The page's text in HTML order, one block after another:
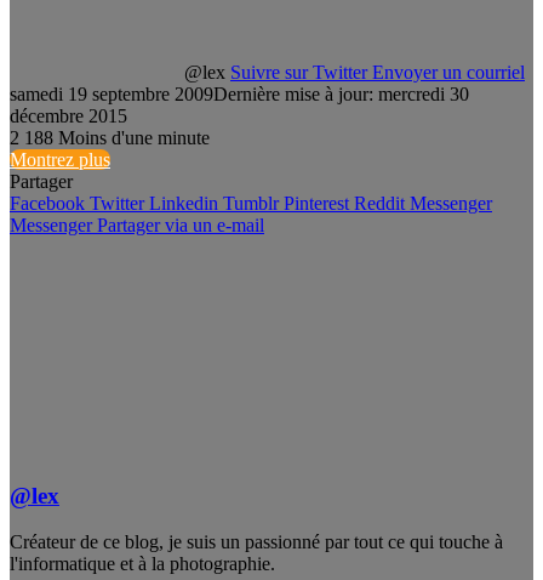
@lex Suivre sur Twitter Envoyer un courriel
samedi 19 septembre 2009Dernière mise à jour: mercredi 30
décembre 2015
2 188 Moins d'une minute
Montrez plus
Partager
Facebook Twitter Linkedin Tumblr Pinterest Reddit Messenger
Messenger Partager via un e-mail
@lex
Créateur de ce blog, je suis un passionné par tout ce qui touche à
l'informatique et à la photographie.